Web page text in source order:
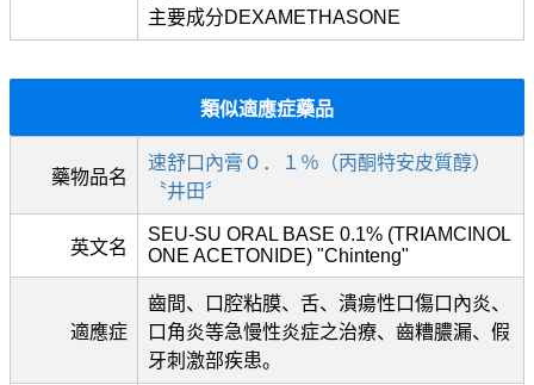
主要成分DEXAMETHASONE
類似適應症藥品
藥物品名
速舒口內膏０．１％（丙酮特安皮質醇）
〝井田〞
英文名
SEU-SU ORAL BASE 0.1% (TRIAMCINOL
ONE ACETONIDE) "Chinteng"
適應症
齒間、口腔粘膜、舌、潰瘍性口傷口內炎、
口角炎等急慢性炎症之治療、齒糟膿漏、假
牙刺激部疾患。